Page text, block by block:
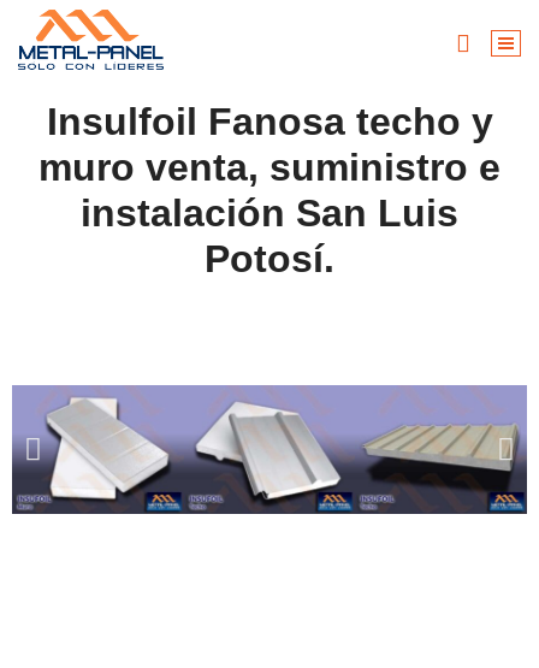
Insulfoil Fanosa techo y
muro venta, suministro e
instalación San Luis
Potosí.